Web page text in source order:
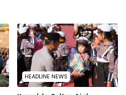
HEADLINE NEWS